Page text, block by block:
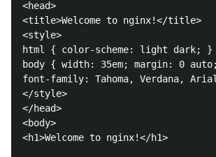
<head>
<title>Welcome to nginx!</title>
<style>
html { color-scheme: light dark; }
body { width: 35em; margin: 0 auto;
font-family: Tahoma, Verdana,
</style>
</head>
<body>
<h1>Welcome to nginx!</h1>